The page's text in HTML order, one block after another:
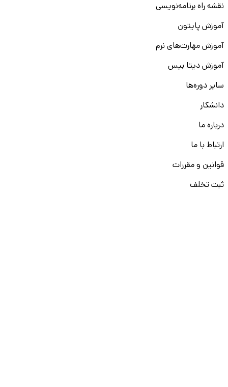
نقشه راه برنامه‌نویسی
آموزش پایتون
آموزش مهارت‌های نرم
آموزش دیتا بیس
سایر دوره‌ها
دانشکار
درباره ما
ارتباط با ما
قوانین و مقررات
ثبت تخلف